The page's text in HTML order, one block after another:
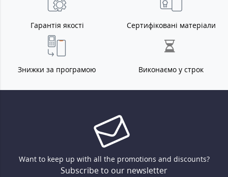
Гарантія якості Сертифіковані матеріали
Знижки за програмою Виконаємо у строк
Want to keep up with all the promotions and discounts?
Subscribe to our newsletter